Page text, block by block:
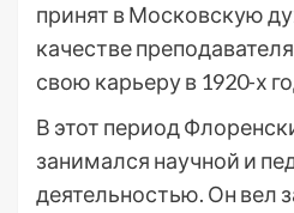
принят в Московскую
качестве
свою карьеру в 1920-х
В этот период
занимался научной и
деятельностью. Он вел